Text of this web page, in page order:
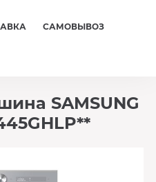
САМОВЫВОЗ
SAMSUNG